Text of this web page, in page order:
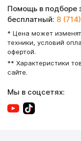
Помощь в подборе
бесплатный: 8
* Цена может
техники, условий
офертой.
** Характеристики
сайте.
Мы в соцсетях: